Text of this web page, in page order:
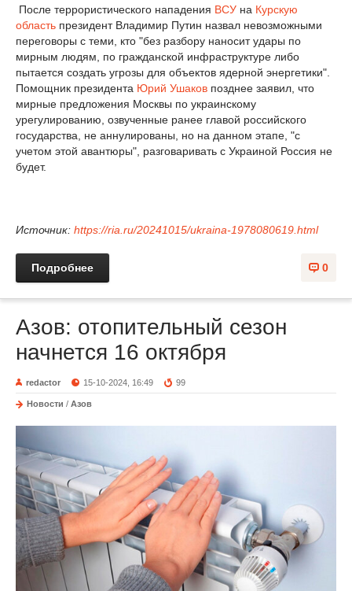
После террористического нападения ВСУ на Курскую
область президент Владимир Путин назвал невозможными
переговоры с теми, кто "без разбору наносит удары по
мирным людям, по гражданской инфраструктуре либо
пытается создать угрозы для объектов ядерной энергетики".
Помощник президента Юрий Ушаков позднее заявил, что
мирные предложения Москвы по украинскому
урегулированию, озвученные ранее главой российского
государства, не аннулированы, но на данном этапе, "с
учетом этой авантюры", разговаривать с Украиной Россия не
будет.
Источник: https://ria.ru/20241015/ukraina-1978080619.html
0
Подробнее
Азов: отопительный сезон
начнется 16 октября
redactor 15-10-2024, 16:49 99
Новости / Азов